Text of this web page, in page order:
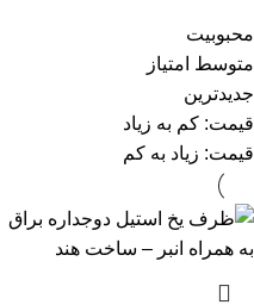
محبوبیت
متوسط امتیاز
جدیدترین
قیمت: کم به زیاد
قیمت: زیاد به کم